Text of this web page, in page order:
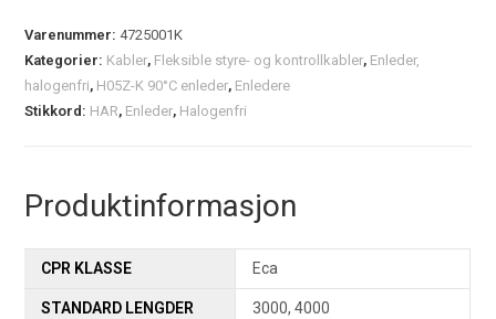
Varenummer:4725001K
Kategorier: Kabler, Fleksible styre- og kontrollkabler, Enleder,
halogenfri, H05Z-K 90°C enleder, Enledere
Stikkord: HAR, Enleder, Halogenfri
Produktinformasjon
CPR KLASSE Eca
STANDARD LENGDER 3000, 4000